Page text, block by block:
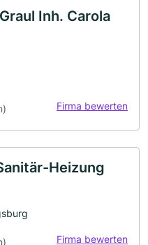
Inh. Carola
Firma bewerten
Heizung
Firma bewerten